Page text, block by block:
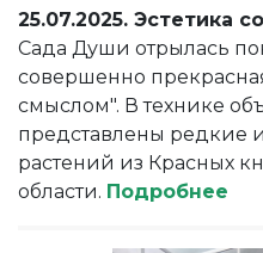
25.07.2025. Эстетика
Сада Души отрылась
совершенно
смыслом". В технике
представлены редкие
растений из Красных
области. Подробнее